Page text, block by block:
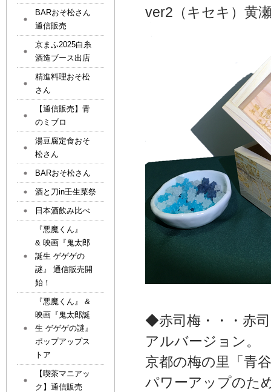
ver2（キセキ）黄
◆赤司梅・・・赤
アルバージョン。
京都の梅の里「青
パワーアップのた
BARおそ松さん
通信販売
京まふ2025白糸
酒造ブース出店
精進料理おそ松
さん
【通信販売】青
のミブロ
湯豆腐定食おそ
松さん
BARおそ松さん
酒と刀in壬生菜祭
日本酒飲み比べ
『悪魔くん』
& 映画『鬼太郎
誕生 ゲゲゲの
謎』 通信販売開
始！
『悪魔くん』 &
映画『鬼太郎誕
生 ゲゲゲの謎』
ポップアップス
トア
【喫茶マニアッ
ク】通信販売